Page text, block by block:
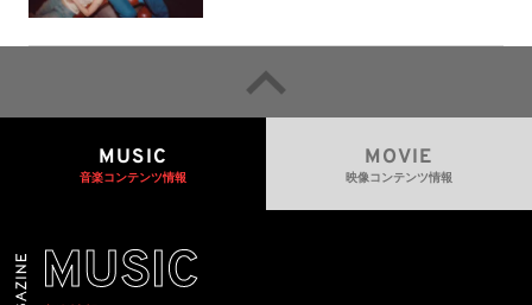
MUSIC
音楽コンテンツ情報
MOVIE
映像コンテンツ情報
MUSIC